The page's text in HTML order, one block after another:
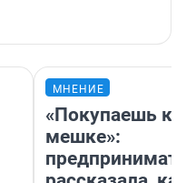
МНЕНИЕ
«Покупаешь
мешке»: